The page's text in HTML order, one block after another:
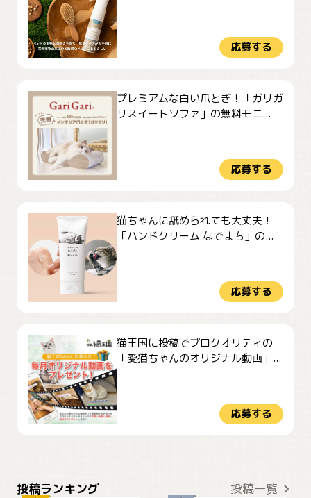
応募する
プレミアムな白い爪とぎ！「ガリガ
リスイートソファ」の無料モニ...
応募する
猫ちゃんに舐められても大丈夫！
「ハンドクリーム なでまち」の...
応募する
猫王国に投稿でプロクオリティの
「愛猫ちゃんのオリジナル動画」...
応募する
投稿ランキング 投稿一覧